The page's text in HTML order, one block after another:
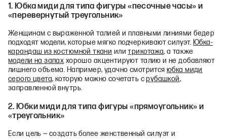
1. Юбка миди для типа фигуры «песочные часы» и
«перевернутый треугольник»
Женщинам с выраженной талией и плавными линиями бедер
подходят модели, которые мягко подчеркивают силуэт. Юбка-
карандаш из костюмной ткани илитрикотажа, а также
модели на запах хорошо акцентируют талию и не добавляют
лишнего объема. Например, удачно смотритсяюбка миди
серого цвета, которую можно сочетать срубашкой,
заправленной внутрь.
2. Юбки миди для типа фигуры «прямоугольник» и
«треугольник»
Если цель — создать более женственный силуэт и